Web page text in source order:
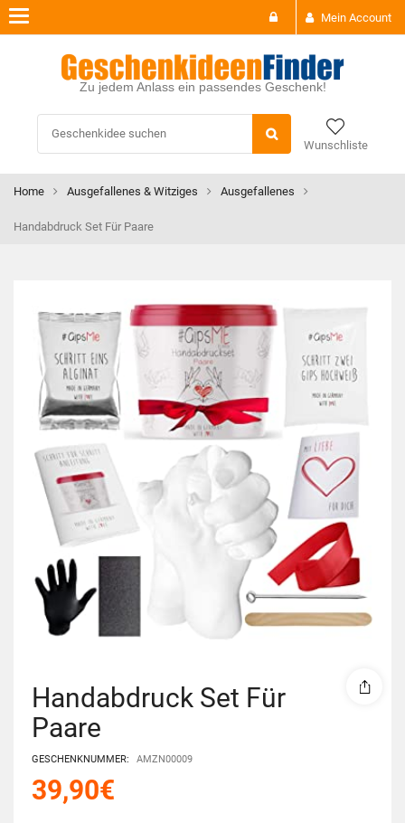
Mein Account
Zu jedem Anlass ein passendes Geschenk!
Wunschliste
Toggle
navigation
Home Ausgefallenes & Witziges Ausgefallenes
Handabdruck Set Für Paare
Handabdruck Set Für
Paare
GESCHENKNUMMER: AMZN00009
39,90€